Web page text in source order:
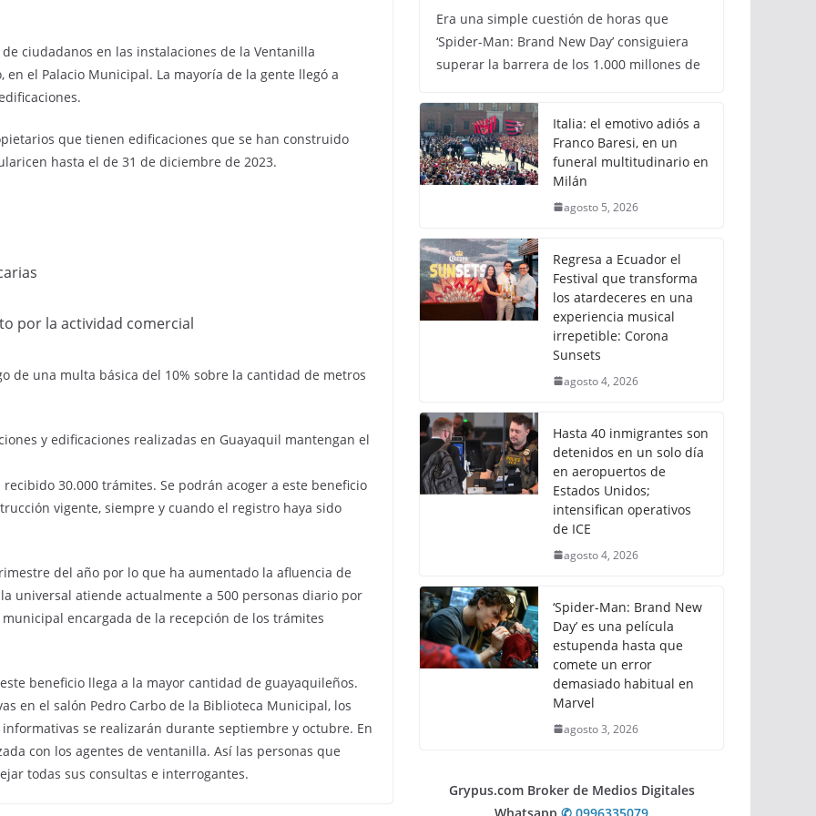
ciudadanos en las instalaciones de la Ventanilla
el Palacio Municipal. La mayoría de la gente llegó a
que tienen edificaciones que se han construido
hasta el de 31 de diciembre de 2023.
por la actividad comercial
de una multa básica del 10% sobre la cantidad de metros
y edificaciones realizadas en Guayaquil mantengan el
30.000 trámites. Se podrán acoger a este beneficio
vigente, siempre y cuando el registro haya sido
del año por lo que ha aumentado la afluencia de
universal atiende actualmente a 500 personas diario por
encargada de la recepción de los trámites
beneficio llega a la mayor cantidad de guayaquileños.
en el salón Pedro Carbo de la Biblioteca Municipal, los
se realizarán durante septiembre y octubre. En
con los agentes de ventanilla. Así las personas que
todas sus consultas e interrogantes.
Era una simple cuestión de horas que
‘Spider-Man: Brand New Day’ consiguiera
superar la barrera de los 1.000 millones de
Italia: el emotivo adiós a
Franco Baresi, en un
funeral multitudinario en
Milán
agosto 5, 2026
Regresa a Ecuador el
Festival que transforma
los atardeceres en una
experiencia musical
irrepetible: Corona
Sunsets
agosto 4, 2026
Hasta 40 inmigrantes son
detenidos en un solo día
en aeropuertos de
Estados Unidos;
intensifican operativos
de ICE
agosto 4, 2026
‘Spider-Man: Brand New
Day’ es una película
estupenda hasta que
comete un error
demasiado habitual en
Marvel
agosto 3, 2026
Grypus.com Broker de Medios Digitales
Whatsapp ✆ 0996335079